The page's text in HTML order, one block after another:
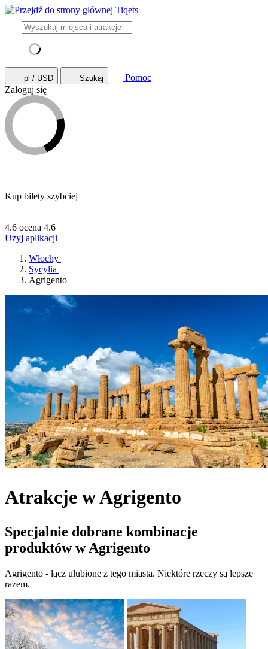
pl / USD Szukaj
Pomoc
Zaloguj się
Kup bilety szybciej
4.6 ocena 4.6
Użyj aplikacji
Włochy
Sycylia
Agrigento
Atrakcje w Agrigento
Specjalnie dobrane kombinacje
produktów w Agrigento
Agrigento - łącz ulubione z tego miasta. Niektóre rzeczy są lepsze
razem.